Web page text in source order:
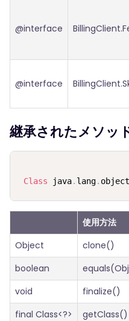
@interface
@interface
継承されたメソッ
Class java. lang. object
使用方法
Object
clone()
boolean
void
finalize()
final Class<?>
getClass()